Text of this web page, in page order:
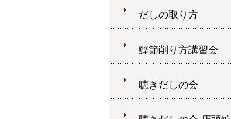
だしの取り方
鰹節削り方講習会
聴きだしの会